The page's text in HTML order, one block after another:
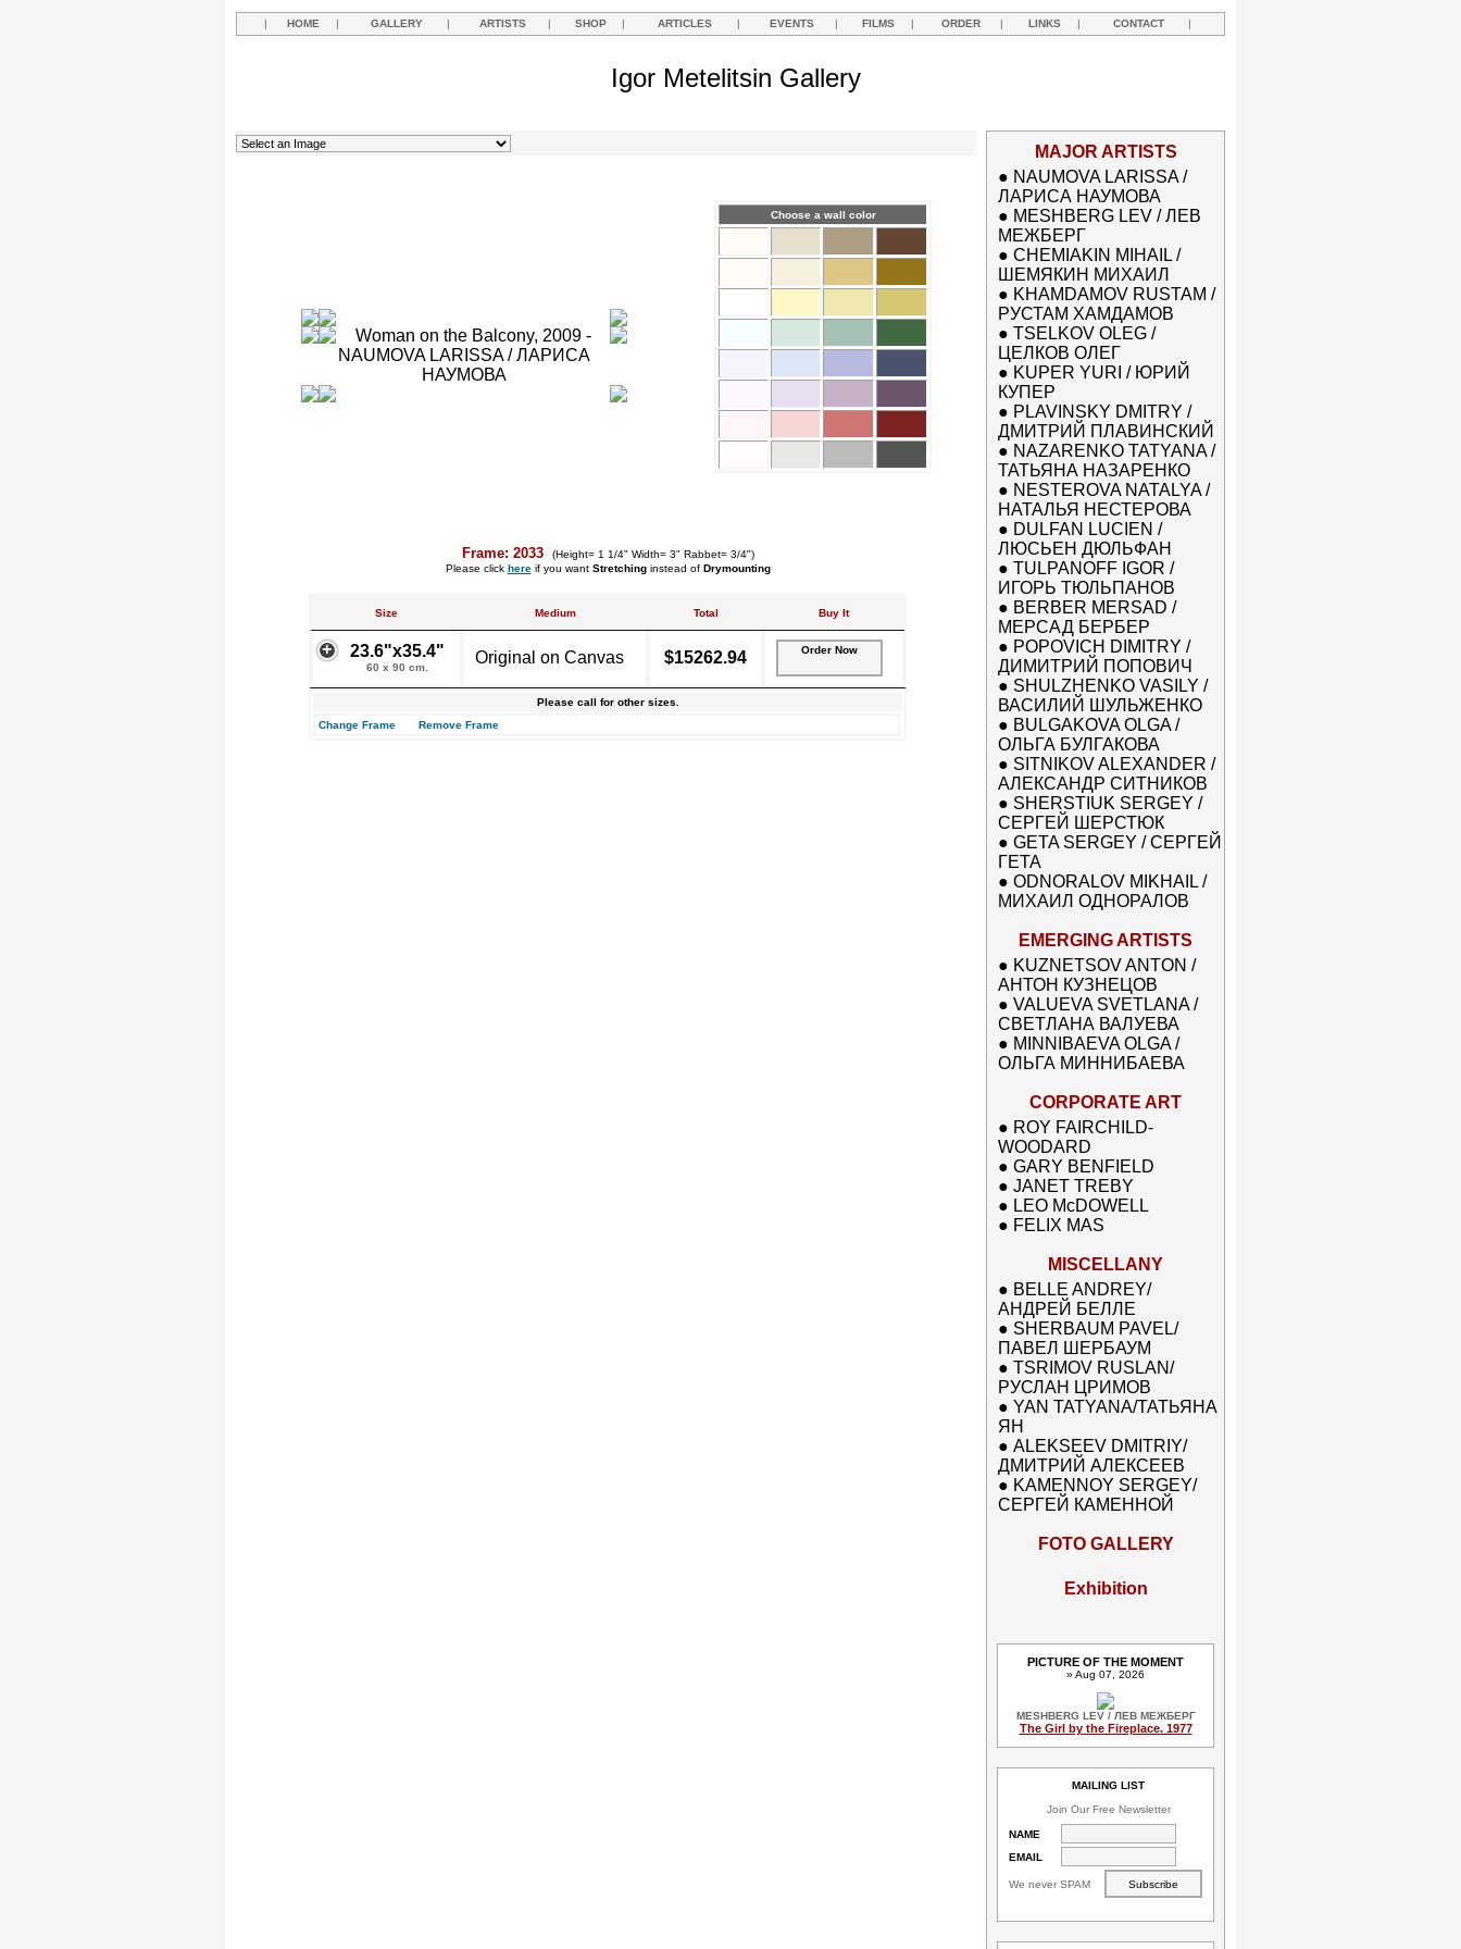
| HOME | GALLERY | ARTISTS | SHOP | ARTICLES | EVENTS | FILMS | ORDER | LINKS | CONTACT |
Igor Metelitsin Gallery
Choose a wall color
Frame: 2033
(Height= 1 1/4" Width= 3" Rabbet= 3/4")
Please click hereif you want Stretchinginstead of Drymounting
Size Medium Total Buy It
23.6"x35.4"
60 x 90 cm.
Original on Canvas $15262.94 Order Now
Please call for other sizes.
Change Frame
Remove Frame
MAJOR ARTISTS
● NAUMOVA LARISSA /
ЛАРИСА НАУМОВА
● MESHBERG LEV / ЛЕВ
МЕЖБЕРГ
● CHEMIAKIN MIHAIL /
ШЕМЯКИН МИХАИЛ
● KHAMDAMOV RUSTAM /
РУСТАМ ХАМДАМОВ
● TSELKOV OLEG /
ЦЕЛКОВ ОЛЕГ
● KUPER YURI / ЮРИЙ
КУПЕР
● PLAVINSKY DMITRY /
ДМИТРИЙ ПЛАВИНСКИЙ
● NAZARENKO TATYANA /
ТАТЬЯНА НАЗАРЕНКО
● NESTEROVA NATALYA /
НАТАЛЬЯ НЕСТЕРОВА
● DULFAN LUCIEN /
ЛЮСЬЕН ДЮЛЬФАН
● TULPANOFF IGOR /
ИГОРЬ ТЮЛЬПАНОВ
● BERBER MERSAD /
МЕРСАД БЕРБЕР
● POPOVICH DIMITRY /
ДИМИТРИЙ ПОПОВИЧ
● SHULZHENKO VASILY /
ВАСИЛИЙ ШУЛЬЖЕНКО
● BULGAKOVA OLGA /
ОЛЬГА БУЛГАКОВА
● SITNIKOV ALEXANDER /
АЛЕКСАНДР СИТНИКОВ
● SHERSTIUK SERGEY /
СЕРГЕЙ ШЕРСТЮК
● GETA SERGEY / СЕРГЕЙ
ГЕТА
● ODNORALOV MIKHAIL /
МИХАИЛ ОДНОРАЛОВ
EMERGING ARTISTS
● KUZNETSOV ANTON /
АНТОН КУЗНЕЦОВ
● VALUEVA SVETLANA /
СВЕТЛАНА ВАЛУЕВА
● MINNIBAEVA OLGA /
ОЛЬГА МИННИБАЕВА
CORPORATE ART
● ROY FAIRCHILD-
WOODARD
● GARY BENFIELD
● JANET TREBY
● LEO McDOWELL
● FELIX MAS
MISCELLANY
● BELLE ANDREY/
АНДРЕЙ БЕЛЛЕ
● SHERBAUM PAVEL/
ПАВЕЛ ШЕРБАУМ
● TSRIMOV RUSLAN/
РУСЛАН ЦРИМОВ
● YAN TATYANA/ТАТЬЯНА
ЯН
● ALEKSEEV DMITRIY/
ДМИТРИЙ АЛЕКСЕЕВ
● KAMENNOY SERGEY/
СЕРГЕЙ КАМЕННОЙ
FOTO GALLERY
Exhibition
PICTURE OF THE MOMENT
» Aug 07, 2026
MESHBERG LEV / ЛЕВ МЕЖБЕРГ
The Girl by the Fireplace. 1977
MAILING LIST
Join Our Free Newsletter
NAME
EMAIL
We never SPAM